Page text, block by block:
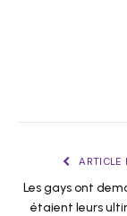
ARTICLE
Les gays ont
étaient leurs